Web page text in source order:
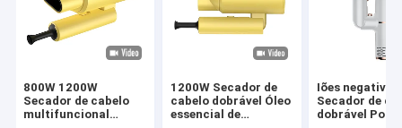
800W 1200W
Secador de cabelo
multifuncional
1200W Secador de
cabelo dobrável Óleo
essencial de
Iões negativos
Secador de
dobrável